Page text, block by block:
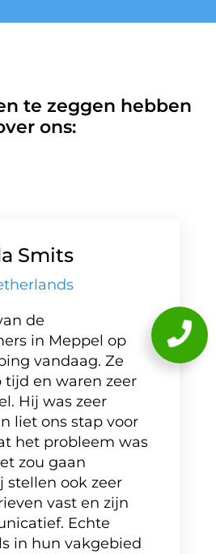
te zeggen hebben
ons:
Smits
de
in Meppel op
vandaag. Ze
tijd en waren zeer
Hij was zeer
liet ons stap voor
het probleem was
zou gaan
stellen ook zeer
vast en zijn
Echte
in hun vakgebied